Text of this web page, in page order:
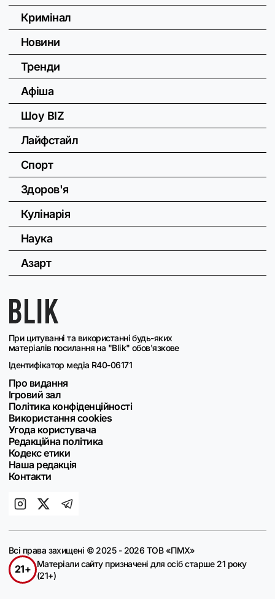
При цитуванні та використанні будь-яких
матеріалів посилання на "Blik" обов'язкове
Ідентифікатор медіа R40-06171
Про видання
Ігровий зал
Політика конфіденційності
Використання cookies
Угода користувача
Редакційна політика
Кодекс етики
Наша редакція
Контакти
Кримінал
Новини
Тренди
Афіша
Шоу BIZ
Лайфстайл
Спорт
Здоров'я
Кулінарія
Наука
Азарт
Всі права захищені © 2025 - 2026 ТОВ «ПМХ»
21+
Матеріали сайту призначені для осіб старше 21 року
(21+)